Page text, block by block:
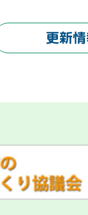
更新